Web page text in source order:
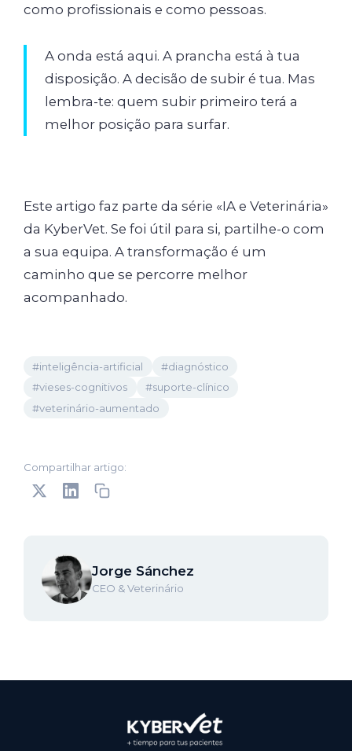
como profissionais e como pessoas.
A onda está aqui. A prancha está à tua
disposição. A decisão de subir é tua. Mas
lembra-te: quem subir primeiro terá a
melhor posição para surfar.
Este artigo faz parte da série «IA e Veterinária»
da KyberVet. Se foi útil para si, partilhe-o com
a sua equipa. A transformação é um
caminho que se percorre melhor
acompanhado.
#inteligência-artificial
#diagnóstico
#vieses-cognitivos
#suporte-clínico
#veterinário-aumentado
Compartilhar artigo:
Jorge Sánchez
CEO & Veterinário